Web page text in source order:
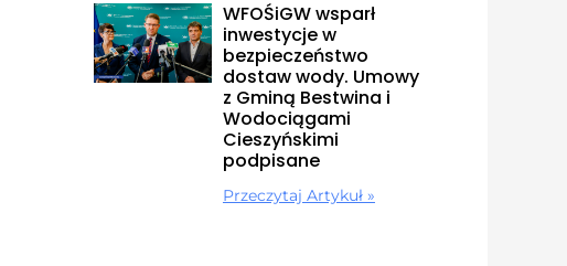
WFOŚiGW wsparł
inwestycje w
bezpieczeństwo
dostaw wody. Umowy
z Gminą Bestwina i
Wodociągami
Cieszyńskimi
podpisane
Przeczytaj Artykuł »